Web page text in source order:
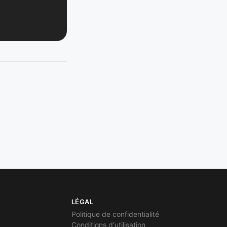
LÉGAL
Politique de confidentialité
Conditions d'utilisation